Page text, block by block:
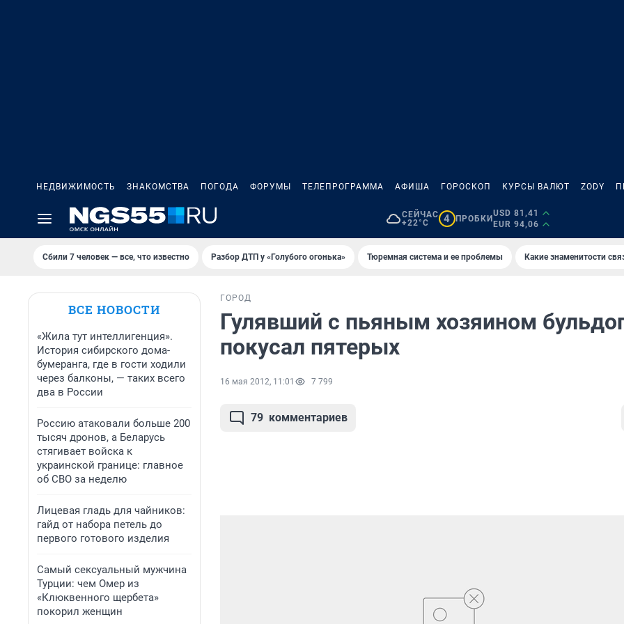
НЕДВИЖИМОСТЬ ЗНАКОМСТВА ПОГОДА ФОРУМЫ ТЕЛЕПРОГРАММА АФИША ГОРОСКОП КУРСЫ ВАЛЮТ ZODY
СЕЙЧАС
+22°C
4 ПРОБКИ
USD 81,41
EUR 94,06
Сбили 7 человек — все, что известно Разбор ДТП у «Голубого огонька» Тюремная система и ее проблемы Какие знаменитости
ВСЕ НОВОСТИ
«Жила тут интеллигенция».
История сибирского дома-
бумеранга, где в гости ходили
через балконы, — таких всего
два в России
Россию атаковали больше 200
тысяч дронов, а Беларусь
стягивает войска к
украинской границе: главное
об СВО за неделю
Лицевая гладь для чайников:
гайд от набора петель до
первого готового изделия
Самый сексуальный мужчина
Турции: чем Омер из
«Клюквенного щербета»
покорил женщин
ГОРОД
Гулявший с пьяным хозяином
покусал пятерых
16 мая 2012, 11:01 7 799
79 комментариев